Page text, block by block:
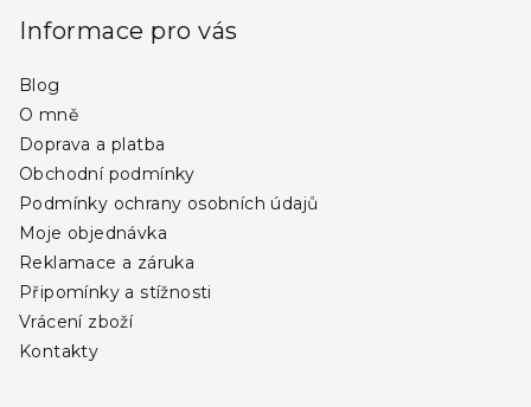
ý
Informace pro vás
Blog
O mně
Doprava a platba
Obchodní podmínky
Podmínky ochrany osobních údajů
Moje objednávka
Reklamace a záruka
Připomínky a stížnosti
Vrácení zboží
Kontakty